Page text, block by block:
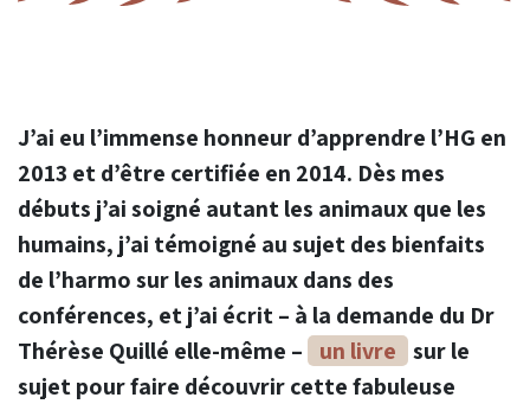
J’ai eu l’immense honneur d’apprendre l’HG en
2013 et d’être certifiée en 2014. Dès mes
débuts j’ai soigné autant les animaux que les
humains, j’ai témoigné au sujet des bienfaits
de l’harmo sur les animaux dans des
conférences, et j’ai écrit – à la demande du Dr
Thérèse Quillé elle-même –
un livre sur le
sujet pour faire découvrir cette fabuleuse